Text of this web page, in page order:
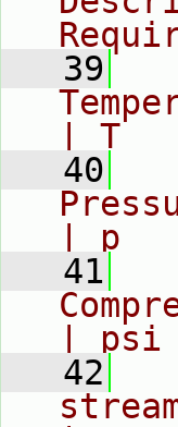
   39
| T
   40
| p
   41
| psi
   42